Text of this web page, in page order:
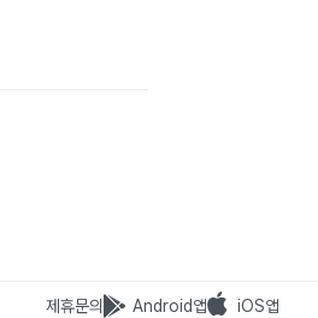
제휴문의 Android앱 iOS앱